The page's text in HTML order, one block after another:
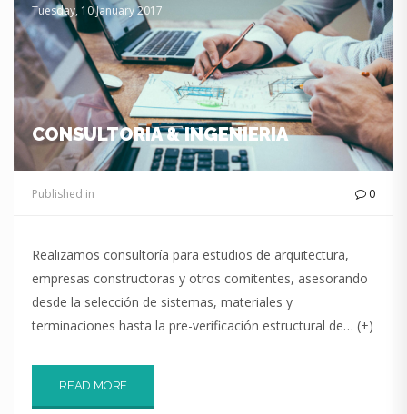
CONSULTORIA & INGENIERIA
Tuesday, 10 January 2017
Published in 0
Realizamos consultoría para estudios de arquitectura,
empresas constructoras y otros comitentes, asesorando
desde la selección de sistemas, materiales y
terminaciones hasta la pre-verificación estructural de… (+)
READ MORE